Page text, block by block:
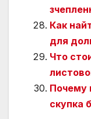
Как
для
Что
Почему
скупка